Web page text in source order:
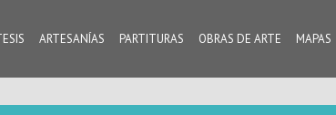
ARTESANÍAS PARTITURAS OBRAS DE ARTE MAPAS